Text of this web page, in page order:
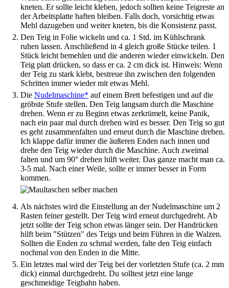
kneten. Er sollte leicht kleben, jedoch sollten keine Teigreste an
der Arbeitsplatte haften bleiben. Falls doch, vorsichtig etwas
Mehl dazugeben und weiter kneten, bis die Konsistenz passt.
Den Teig in Folie wickeln und ca. 1 Std. im Kühlschrank
ruhen lassen. Anschließend in 4 gleich große Stücke teilen. 1
Stück leicht bemehlen und die anderen wieder einwickeln. Den
Teig platt drücken, so dass er ca. 2 cm dick ist. Hinweis: Wenn
der Teig zu stark klebt, bestreue ihn zwischen den folgenden
Schritten immer wieder mit etwas Mehl.
Die Nudelmaschine* auf einem Brett befestigen und auf die
gröbste Stufe stellen. Den Teig langsam durch die Maschine
drehen. Wenn er zu Beginn etwas zerkrümelt, keine Panik,
nach ein paar mal durch drehen wird es besser. Den Teig so gut
es geht zusammenfalten und erneut durch die Maschine drehen.
Ich klappe dafür immer die äußeren Enden nach innen und
drehe den Teig wieder durch die Maschine. Auch zweimal
falten und um 90° drehen hilft weiter. Das ganze macht man ca.
3-5 mal. Nach einer Weile, sollte er immer besser in Form
kommen.
Als nächstes wird die Einstellung an der Nudelmaschine um 2
Rasten feiner gestellt. Der Teig wird erneut durchgedreht. Ab
jetzt sollte der Teig schon etwas länger sein. Der Handrücken
hilft beim "Stützen" des Teigs und beim Führen in die Walzen.
Sollten die Enden zu schmal werden, falte den Teig einfach
nochmal von den Enden in die Mitte.
Ein letztes mal wird der Teig bei der vorletzten Stufe (ca. 2 mm
dick) einmal durchgedreht. Du solltest jetzt eine lange
geschmeidige Teigbahn haben.